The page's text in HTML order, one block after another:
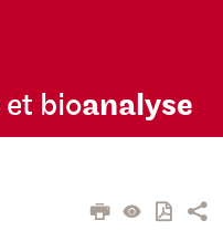
et bioanalyse